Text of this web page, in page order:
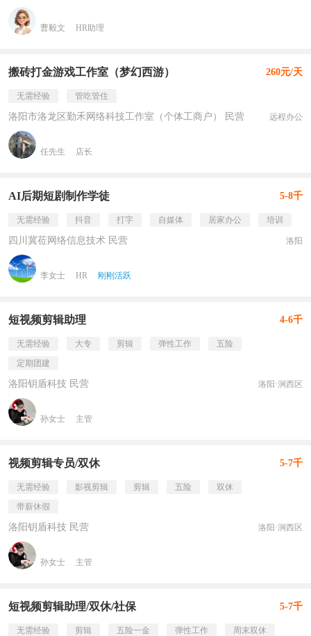
曹毅文 HR助理
搬砖打金游戏工作室（梦幻西游） 260元/天
无需经验 管吃管住
洛阳市洛龙区勤禾网络科技工作室（个体工商户） 民营 远程办公
任先生 店长
AI后期短剧制作学徒 5-8千
无需经验 抖音 打字 自媒体 居家办公 培训
四川冀莅网络信息技术 民营 洛阳
李女士 HR 刚刚活跃
短视频剪辑助理 4-6千
无需经验 大专 剪辑 弹性工作
五险
定期团建
洛阳钥盾科技 民营 洛阳·涧西区
孙女士 主管
视频剪辑专员/双休 5-7千
无需经验 影视剪辑 剪辑 五险
双休
带薪休假
洛阳钥盾科技 民营 洛阳·涧西区
孙女士 主管
短视频剪辑助理/双休/社保 5-7千
无需经验 剪辑 五险一金 弹性工作 周末双休